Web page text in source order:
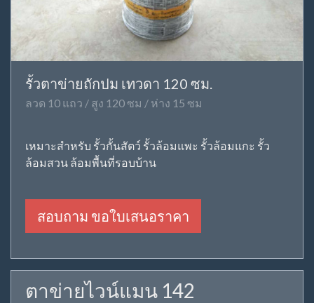
รั้วตาข่ายถักปม เทวดา 120 ซม.
ลวด 10 แถว / สูง 120 ซม / ห่าง 15 ซม
เหมาะสำหรับ รั้วกั้นสัตว์ รั้วล้อมแพะ รั้วล้อมแกะ รั้ว
ล้อมสวน ล้อมพื้นที่รอบบ้าน
สอบถาม ขอใบเสนอราคา
ตาข่ายไวน์แมน 142